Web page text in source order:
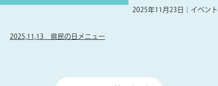
2025年11月23日｜ イベント
2025,11,13 県民の日メニュー